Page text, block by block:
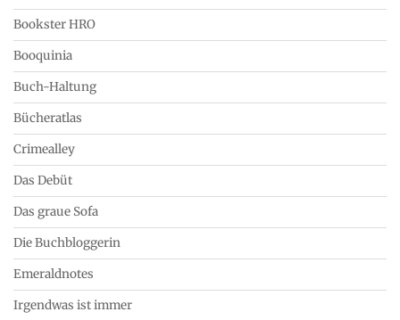
Bookster HRO
Booquinia
Buch-Haltung
Bücheratlas
Crimealley
Das Debüt
Das graue Sofa
Die Buchbloggerin
Emeraldnotes
Irgendwas ist immer